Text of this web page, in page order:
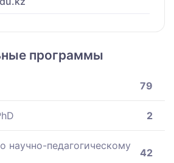
программы
79
2
научно-педагогическому
42